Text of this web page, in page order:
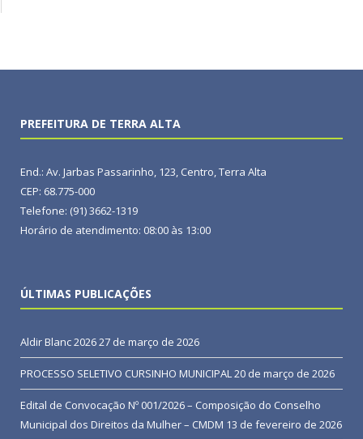
PREFEITURA DE TERRA ALTA
End.: Av. Jarbas Passarinho, 123, Centro, Terra Alta
CEP: 68.775-000
Telefone: (91) 3662-1319
Horário de atendimento: 08:00 às 13:00
ÚLTIMAS PUBLICAÇÕES
Aldir Blanc 202627 de março de 2026
PROCESSO SELETIVO CURSINHO MUNICIPAL20 de março de 2026
Edital de Convocação Nº 001/2026 – Composição do Conselho
Municipal dos Direitos da Mulher – CMDM 13 de fevereiro de 2026